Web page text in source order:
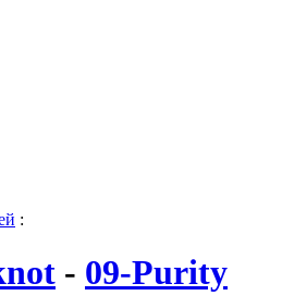
:
- 09-Purity